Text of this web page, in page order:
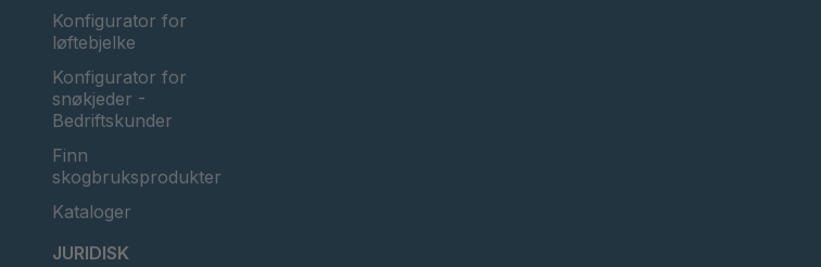
Konfigurator for
løftebjelke
Konfigurator for
snøkjeder -
Bedriftskunder
Finn
skogbruksprodukter
Kataloger
JURIDISK